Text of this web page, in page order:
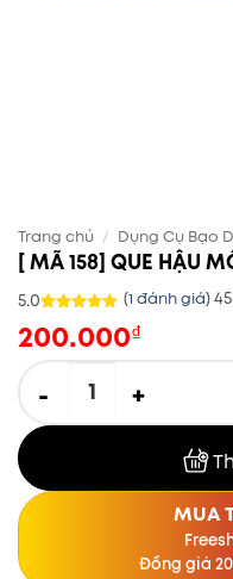
Trang chủ / Dụng Cụ Bạo
[ MÃ 158] QUE HẬU
5.0
dựa trên
(1 đánh giá)
200.000₫
MUA
Đồng giá